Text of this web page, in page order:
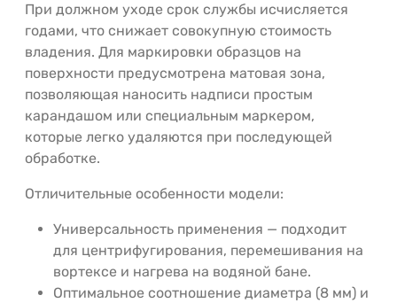
При должном уходе срок службы исчисляется
годами, что снижает совокупную стоимость
владения. Для маркировки образцов на
поверхности предусмотрена матовая зона,
позволяющая наносить надписи простым
карандашом или специальным маркером,
которые легко удаляются при последующей
обработке.
Отличительные особенности модели:
Универсальность применения — подходит
для центрифугирования, перемешивания на
вортексе и нагрева на водяной бане.
Оптимальное соотношение диаметра (8 мм) и